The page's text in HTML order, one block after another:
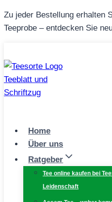
Zum
Inhalt
Zu jeder Bestellung erhalten
Teeprobe – entdecken Sie
Home
Über uns
Ratgeber
Tee online kaufen bei
Leidenschaft